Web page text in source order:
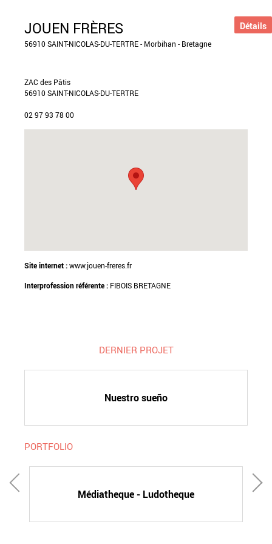
JOUEN FRÈRES
56910 SAINT-NICOLAS-DU-TERTRE - Morbihan - Bretagne
ZAC des Pâtis
56910 SAINT-NICOLAS-DU-TERTRE
02 97 93 78 00
Site internet :www.jouen-freres.fr
Interprofession référente : FIBOIS BRETAGNE
DERNIER PROJET
Nuestro sueño
Détails
PORTFOLIO
Médiatheque - Ludotheque